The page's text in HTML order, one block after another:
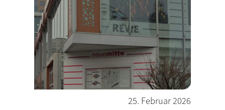
25. Februar 2026